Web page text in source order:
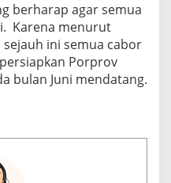
berharap agar semua
Karena menurut
sejauh ini semua cabor
Porprov
bulan Juni mendatang.